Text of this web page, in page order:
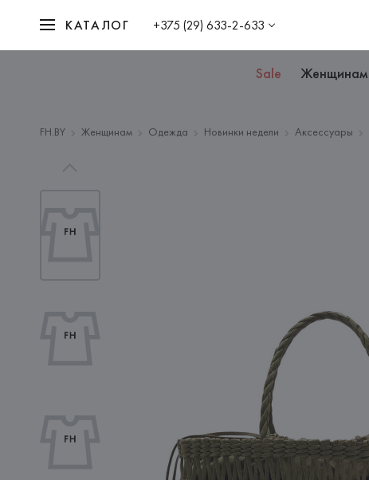
КАТАЛОГ +375 (29) 633-2-633
Sale Женщинам
FH.BY Женщинам Одежда Новинки недели Аксессуары